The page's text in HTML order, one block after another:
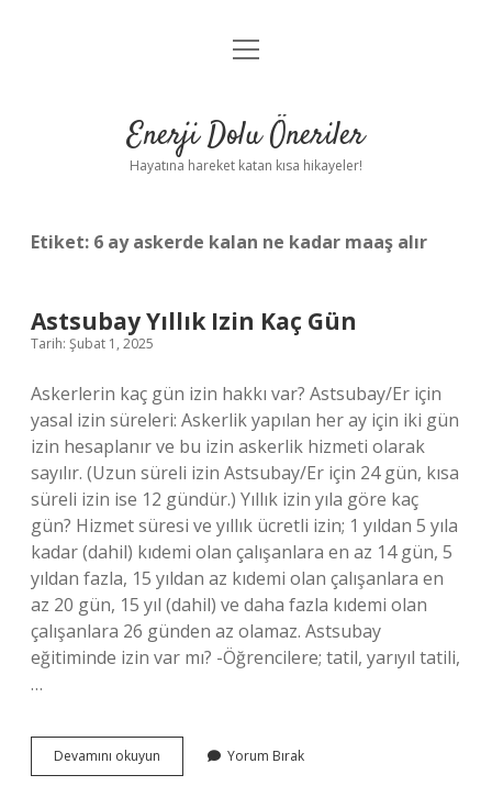
Anasayfa
Yasal Uyarı
menüyü
Enerji Dolu Öneriler
Hayatına hareket katan kısa hikayeler!
Etiket: 6 ay askerde kalan ne kadar maaş alır
Astsubay Yıllık Izin Kaç Gün
Tarih: Şubat 1, 2025
Askerlerin kaç gün izin hakkı var? Astsubay/Er için
yasal izin süreleri: Askerlik yapılan her ay için iki gün
izin hesaplanır ve bu izin askerlik hizmeti olarak
sayılır. (Uzun süreli izin Astsubay/Er için 24 gün, kısa
süreli izin ise 12 gündür.) Yıllık izin yıla göre kaç
gün? Hizmet süresi ve yıllık ücretli izin; 1 yıldan 5 yıla
kadar (dahil) kıdemi olan çalışanlara en az 14 gün, 5
yıldan fazla, 15 yıldan az kıdemi olan çalışanlara en
az 20 gün, 15 yıl (dahil) ve daha fazla kıdemi olan
çalışanlara 26 günden az olamaz. Astsubay
eğitiminde izin var mı? -Öğrencilere; tatil, yarıyıl tatili,
…
Devamını okuyun Astsubay
Yıllık
Yorum Bırak